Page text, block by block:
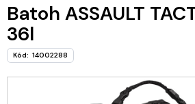
Batoh ASSAULT
36l
Kód: 14002288